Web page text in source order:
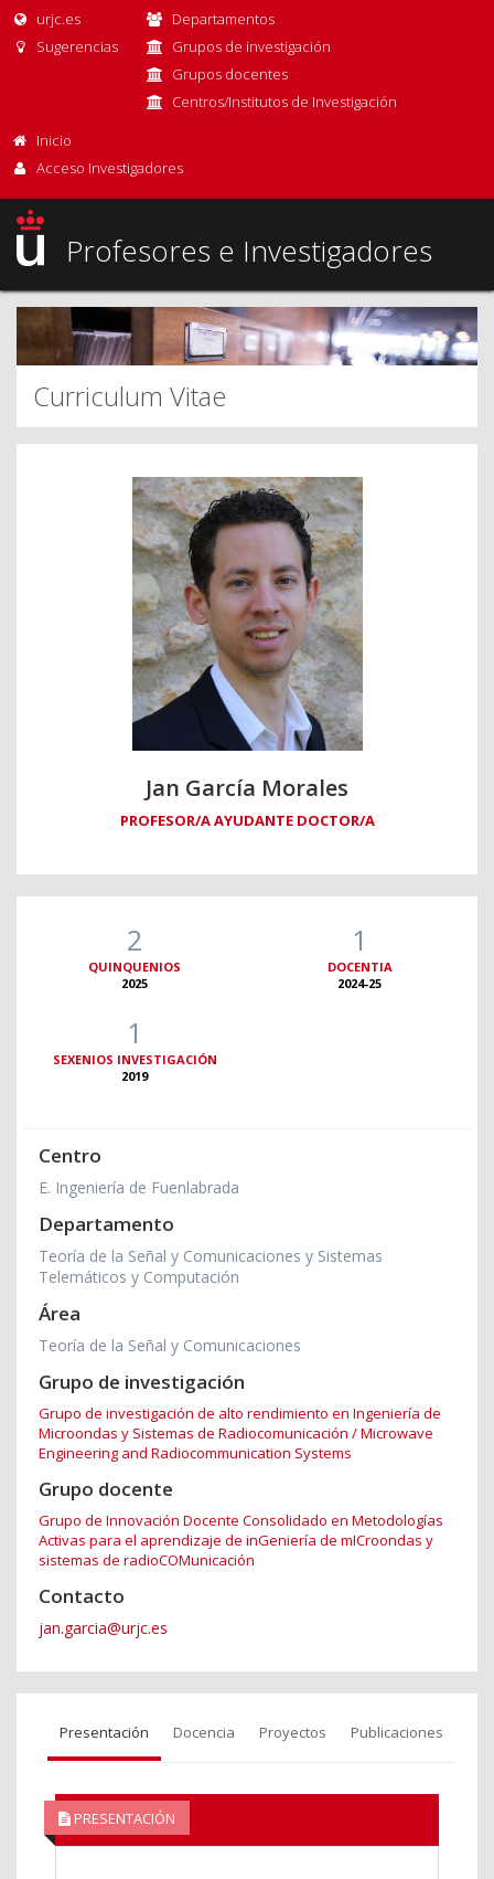
urjc.es
Sugerencias
Departamentos
Grupos de investigación
Grupos docentes
Centros/Institutos de Investigación
Inicio
Acceso Investigadores
Profesores e Investigadores
Curriculum Vitae
Jan García Morales
PROFESOR/A AYUDANTE DOCTOR/A
2
QUINQUENIOS
2025
1
DOCENTIA
2024-25
1
SEXENIOS INVESTIGACIÓN
2019
Centro
E. Ingeniería de Fuenlabrada
Departamento
Teoría de la Señal y Comunicaciones y Sistemas
Telemáticos y Computación
Área
Teoría de la Señal y Comunicaciones
Grupo de investigación
Grupo de investigación de alto rendimiento en Ingeniería de
Microondas y Sistemas de Radiocomunicación / Microwave
Engineering and Radiocommunication Systems
Grupo docente
Grupo de Innovación Docente Consolidado en Metodologías
Activas para el aprendizaje de inGeniería de mICroondas y
sistemas de radioCOMunicación
Contacto
jan.garcia@urjc.es
Presentación Docencia Proyectos Publicaciones
PRESENTACIÓN